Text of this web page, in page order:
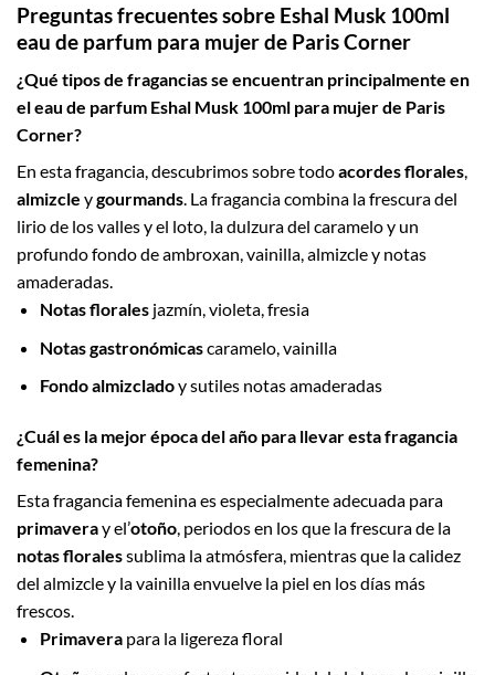
Preguntas frecuentes sobre Eshal Musk 100ml
eau de parfum para mujer de Paris Corner
¿Qué tipos de fragancias se encuentran principalmente en
el eau de parfum Eshal Musk 100ml para mujer de Paris
Corner?
En esta fragancia, descubrimos sobre todoacordes florales,
almizcle ygourmands. La fragancia combina la frescura del
lirio de los valles y el loto, la dulzura del caramelo y un
profundo fondo de ambroxan, vainilla, almizcle y notas
amaderadas.
Notas floralesjazmín, violeta, fresia
Notas gastronómicascaramelo, vainilla
Fondo almizcladoy sutiles notas amaderadas
¿Cuál es la mejor época del año para llevar esta fragancia
femenina?
Esta fragancia femenina es especialmente adecuada para
primaveray el’otoño, periodos en los que la frescura de la
notas floralessublima la atmósfera, mientras que la calidez
del almizcle y la vainilla envuelve la piel en los días más
frescos.
Primaverapara la ligereza floral